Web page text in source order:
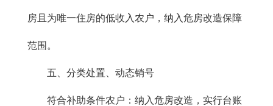
房且为唯一住房的低收入农户，纳入危房改造保障
范围。
五、分类处置、动态销号
符合补助条件农户：纳入危房改造，实行台账